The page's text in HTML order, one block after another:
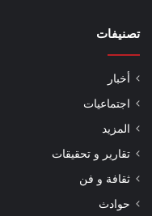
تصنيفات
أخبار
اجتماعيات
المزيد
تقارير و تحقيقات
ثقافة و فن
حوادث